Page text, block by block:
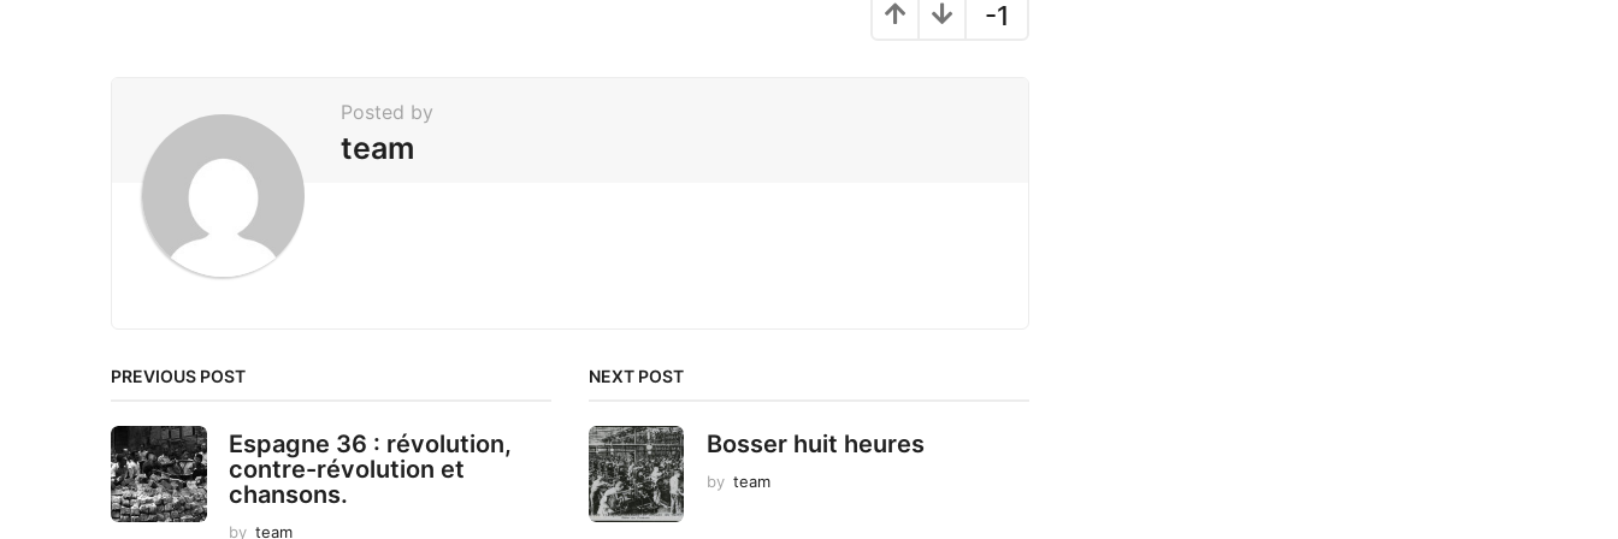
-1
Posted by
team
PREVIOUS POST
Espagne 36 : révolution,
contre-révolution et
chansons.
by team
NEXT POST
Bosser huit heures
by team